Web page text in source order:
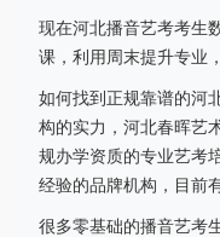
现在河北播音艺考考生
课，利用周末提升专业
如何找到正规靠谱的河
构的实力，河北春晖艺
规办学资质的专业艺考
经验的品牌机构，目前
很多零基础的播音艺考